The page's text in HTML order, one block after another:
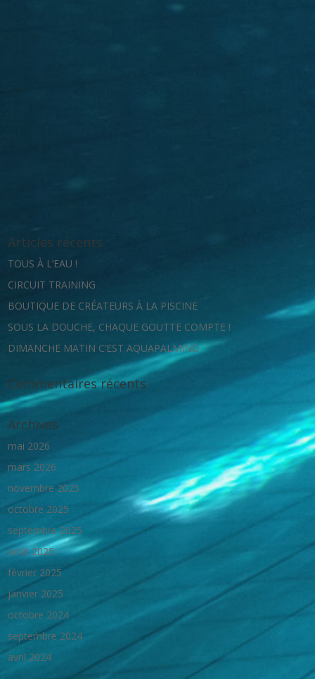
Articles récents
TOUS À L’EAU !
CIRCUIT TRAINING
BOUTIQUE DE CRÉATEURS À LA PISCINE
SOUS LA DOUCHE, CHAQUE GOUTTE COMPTE !
DIMANCHE MATIN C’EST AQUAPALMING
Commentaires récents
Archives
mai 2026
mars 2026
novembre 2025
octobre 2025
septembre 2025
août 2025
février 2025
janvier 2025
octobre 2024
septembre 2024
avril 2024